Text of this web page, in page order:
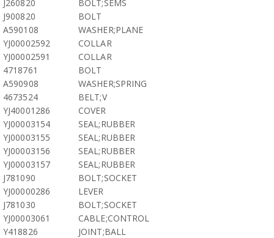
J260820
BOLT;SEMS
J900820
BOLT
A590108
WASHER;PLANE
YJ00002592
COLLAR
YJ00002591
COLLAR
4718761
BOLT
A590908
WASHER;SPRING
4673524
BELT;V
YJ40001286
COVER
YJ00003154
SEAL;RUBBER
YJ00003155
SEAL;RUBBER
YJ00003156
SEAL;RUBBER
YJ00003157
SEAL;RUBBER
J781090
BOLT;SOCKET
YJ00000286
LEVER
J781030
BOLT;SOCKET
YJ00003061
CABLE;CONTROL
Y418826
JOINT;BALL